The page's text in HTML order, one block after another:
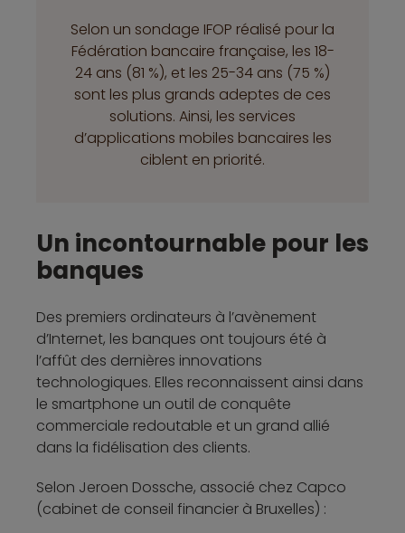
Selon un sondage IFOP réalisé pour la
Fédération bancaire française, les 18-
24 ans (81 %), et les 25-34 ans (75 %)
sont les plus grands adeptes de ces
solutions. Ainsi, les services
d’applications mobiles bancaires les
ciblent en priorité.
Un incontournable pour les
banques
Des premiers ordinateurs à l’avènement
d’Internet, les banques ont toujours été à
l’affût des dernières innovations
technologiques. Elles reconnaissent ainsi dans
le smartphone un outil de conquête
commerciale redoutable et un grand allié
dans la fidélisation des clients.
Selon Jeroen Dossche, associé chez Capco
(cabinet de conseil financier à Bruxelles) :